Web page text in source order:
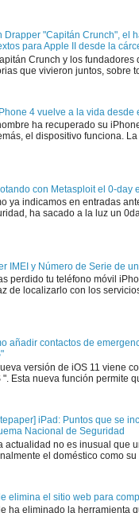
Drapper "Capitán Crunch", el
para Apple II desde la
Crunch y los
que vivieron juntos, sobre
4 vuelve a la vida desde
ha recuperado su
el dispositivo funciona.
con Metasploit el 0-day
ya indicamos en entradas
ha sacado a la luz un
IMEI y Número de Serie de
perdido tu teléfono móvil
de localizarlo con los
añadir contactos de
versión de iOS 11 viene
". Esta nueva función permite
iPad: Puntos que se
Nacional de Seguridad
actualidad no es inusual que
el doméstico como su
elimina el sitio web para
ha eliminado la herramienta